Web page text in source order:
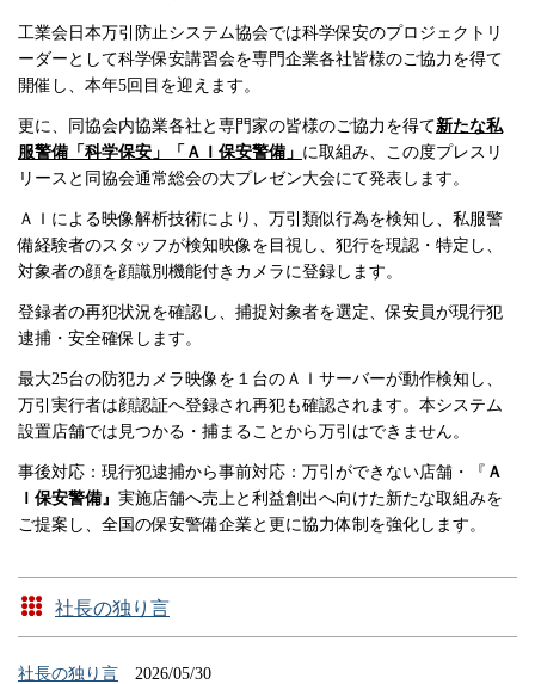
工業会日本万引防止システム協会では科学保安のプロジェクトリ
ーダーとして科学保安講習会を専門企業各社皆様のご協力を得て
開催し、本年5回目を迎えます。
更に、同協会内協業各社と専門家の皆様のご協力を得て新たな私
服警備「科学保安」「ＡＩ保安警備」 に取組み、この度プレスリ
リースと同協会通常総会の大プレゼン大会にて発表します。
ＡＩによる映像解析技術により、万引類似行為を検知し、私服警
備経験者のスタッフが検知映像を目視し、犯行を現認・特定し、
対象者の顔を顔識別機能付きカメラに登録します。
登録者の再犯状況を確認し、捕捉対象者を選定、保安員が現行犯
逮捕・安全確保します。
最大25台の防犯カメラ映像を１台のＡＩサーバーが動作検知し、
万引実行者は顔認証へ登録され再犯も確認されます。本システム
設置店舗では見つかる・捕まることから万引はできません。
事後対応：現行犯逮捕から事前対応：万引ができない店舗・『 Ａ
Ｉ保安警備』 実施店舗へ売上と利益創出へ向けた新たな取組みを
ご提案し、全国の保安警備企業と更に協力体制を強化します。
社長の独り言
社長の独り言 2026/05/30